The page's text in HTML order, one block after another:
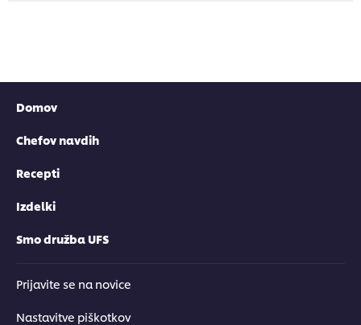
Domov
Chefov navdih
Recepti
Izdelki
Smo družba UFS
Prijavite se na novice
Nastavitve piškotkov